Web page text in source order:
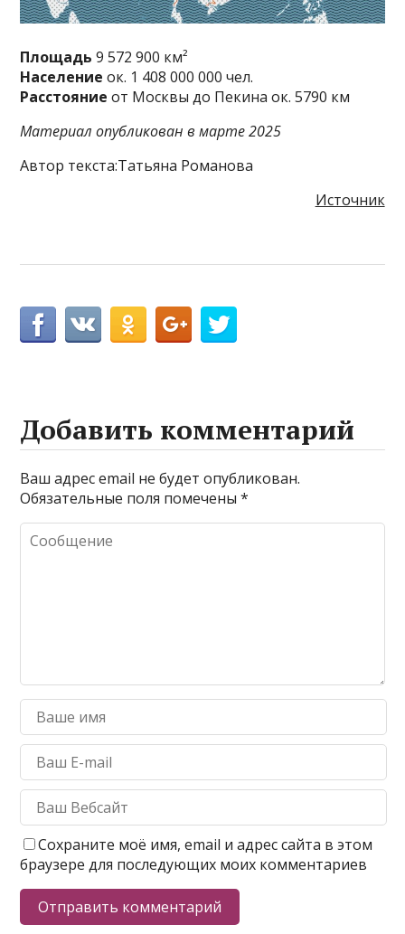
Площадь9 572 900 км²
Населениеок. 1 408 000 000 чел.
Расстояниеот Москвы до Пекина ок. 5790 км
Материал опубликован в марте 2025
Автор текста:Татьяна Романова
Источник
Добавить комментарий
Ваш адрес email не будет опубликован.
Обязательные поля помечены*
Сохраните моё имя, email и адрес сайта в этом
браузере для последующих моих комментариев